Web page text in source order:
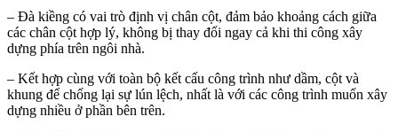
– Đà kiềng có vai trò định vị chân cột, đảm bảo khoảng cách giữa
các chân cột hợp lý, không bị thay đổi ngay cả khi thi công xây
dựng phía trên ngôi nhà.
– Kết hợp cùng với toàn bộ kết cấu công trình như dầm, cột và
khung để chống lại sự lún lệch, nhất là với các công trình muốn xây
dựng nhiều ở phần bên trên.